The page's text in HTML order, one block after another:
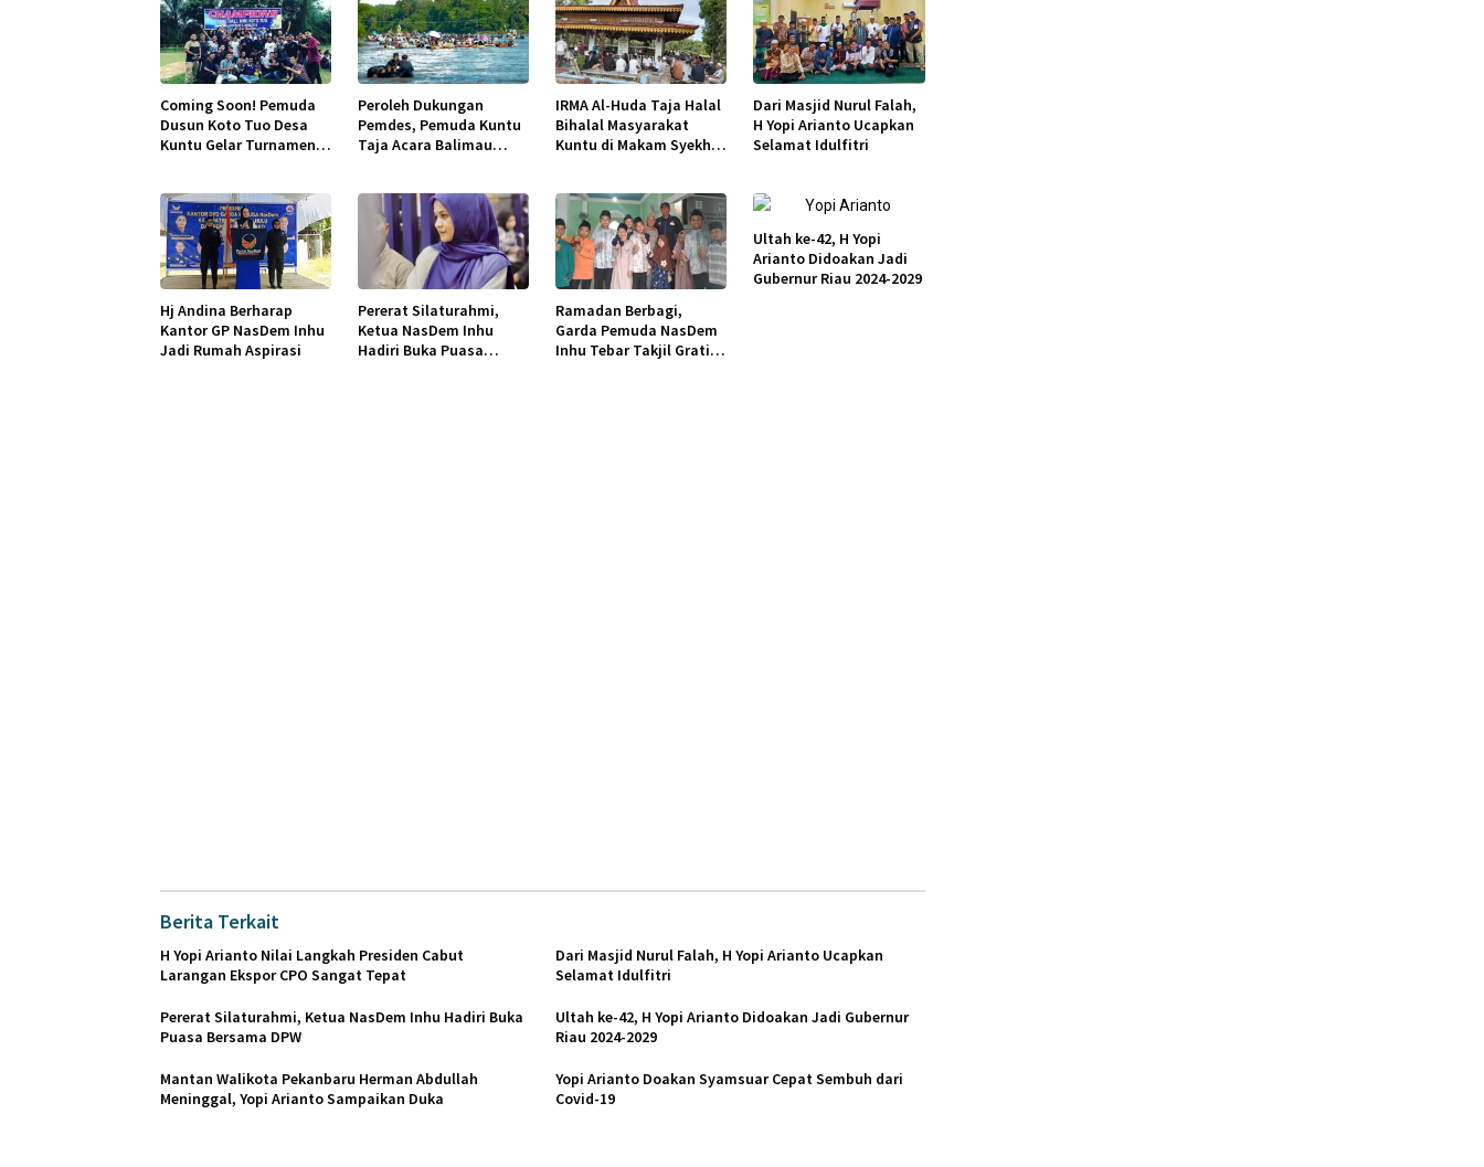
Coming Soon! Pemuda
Dusun Koto Tuo Desa
Kuntu Gelar Turnamen
Peroleh Dukungan
Pemdes, Pemuda Kuntu
Taja Acara Balimau
IRMA Al-Huda Taja Halal
Bihalal Masyarakat
Kuntu di Makam Syekh
Dari Masjid Nurul Falah,
H Yopi Arianto Ucapkan
Selamat Idulfitri
Hj Andina Berharap
Kantor GP NasDem Inhu
Jadi Rumah Aspirasi
Pererat Silaturahmi,
Ketua NasDem Inhu
Hadiri Buka Puasa
Ramadan Berbagi,
Garda Pemuda NasDem
Inhu Tebar Takjil Gratis
Ultah ke-42, H Yopi
Arianto Didoakan Jadi
Gubernur Riau 2024-2029
Berita Terkait
H Yopi Arianto Nilai Langkah Presiden Cabut
Larangan Ekspor CPO Sangat Tepat
Dari Masjid Nurul Falah, H Yopi Arianto Ucapkan
Selamat Idulfitri
Pererat Silaturahmi, Ketua NasDem Inhu Hadiri Buka
Puasa Bersama DPW
Ultah ke-42, H Yopi Arianto Didoakan Jadi Gubernur
Riau 2024-2029
Mantan Walikota Pekanbaru Herman Abdullah
Meninggal, Yopi Arianto Sampaikan Duka
Yopi Arianto Doakan Syamsuar Cepat Sembuh dari
Covid-19